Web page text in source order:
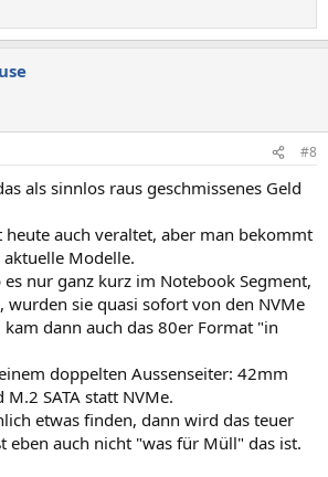
#8
als sinnlos raus geschmissenes Geld
heute auch veraltet, aber man bekommt
Modelle.
es nur ganz kurz im Notebook Segment,
wurden sie quasi sofort von den NVMe
kam dann auch das 80er Format "in
doppelten Aussenseiter: 42mm
SATA statt NVMe.
etwas finden, dann wird das teuer
eben auch nicht "was für Müll" das ist.